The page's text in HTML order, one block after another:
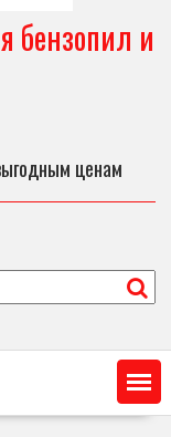
бензопил и
ценам